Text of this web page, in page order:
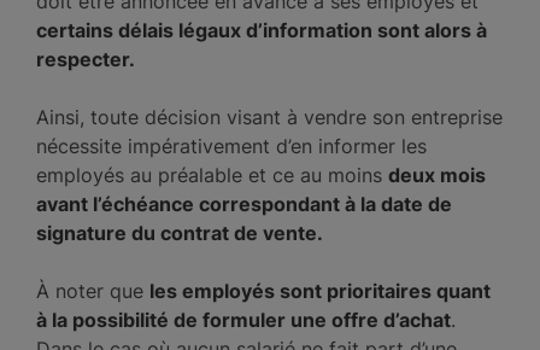
certains délais légaux d’information sont alors à
respecter.
Ainsi, toute décision visant à vendre son entreprise
nécessite impérativement d’en informer les
employés au préalable et ce au moins deux mois
avant l’échéance correspondant à la date de
signature du contrat de vente.
À noter que les employés sont prioritaires quant
à la possibilité de formuler une offre d’achat.